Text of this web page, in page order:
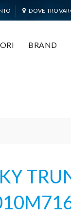
DOVE
BRAND